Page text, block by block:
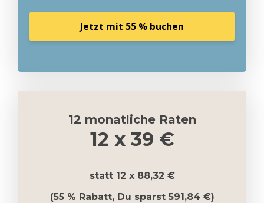
Jetzt mit 55 % buchen
12 monatliche Raten
12 x 39 €
statt 12 x 88,32 €
(55 % Rabatt, Du sparst 591,84 €)